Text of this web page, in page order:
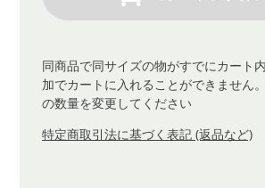
同商品で同サイズの物がすでにカート
加でカートに入れることができません
の数量を変更してください
特定商取引法に基づく表記 (返品など)